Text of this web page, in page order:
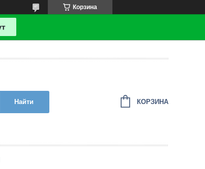
Корзина
Найти КОРЗИНА